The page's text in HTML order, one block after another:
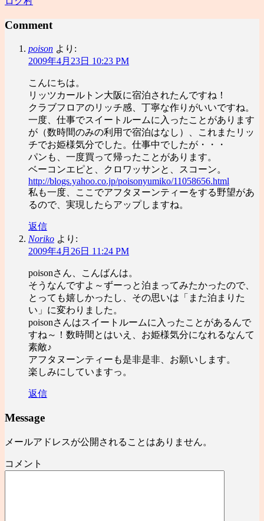
Comment
poison より:
2009年4月23日 10:23 PM
こんにちは。
リッツカールトン大阪に宿泊されたんですね！
クラブフロアのリッチ感、丁寧な作りがいいですね。
一度、仕事でスイートルームに入ったことがあります
が（数時間のみの利用で宿泊はなし）、これまたリッ
チでお姫様気分でした。仕事中でしたが・・・
パンも、一度買って帰ったことがあります。
ベーコンエピと、クロワッサンと、スコーン。
http://blogs.yahoo.co.jp/poisonyumiko/11058656.html
私も一度、ここでアフタヌーンティーをする野望があ
るので、実現したらアップしますね。
返信
Noriko より:
2009年4月26日 11:24 PM
poisonさん、こんばんは。
そうなんですよ～ずーっと泊まってみたかったので、
とっても嬉しかったし、その思いは「また泊まりた
い」に変わりました。
poisonさんはスイートルームに入ったことがあるんで
すね～！数時間とはいえ、お姫様気分になれるなんて
素敵♪
アフタヌーンティーも是非是非、お願いします。
楽しみにしていますっ。
返信
Message
メールアドレスが公開されることはありません。
コメント